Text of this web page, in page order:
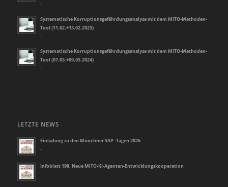
-
Systematische Korruptionsgefährdungsanalyse mit dem MITO-Methoden-
Tool (11.02.+13.02.2025)
-
Systematische Korruptionsgefährdungsanalyse mit dem MITO-Methoden-
Tool (07.05.+09.05.2024)
-
LETZTE NEWS
Einladung zu den Münchner SAP -Tagen 2026
-
Infoblatt 198. Neue MITO-KI-Agenten-Entwicklungskooperation
-